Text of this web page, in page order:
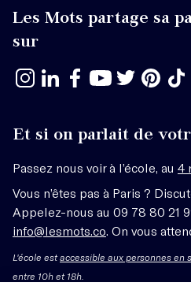
Les Mots partage sa
sur
Et si on parlait de
Passez nous voir à l’école, au 4
Vous n’êtes pas à Paris ?
Appelez-nous au 09 78 80 21
info@lesmots.co . On vous
L'école estaccessible aux personnes en
entre 10h et 18h.